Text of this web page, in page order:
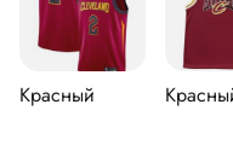
Красный